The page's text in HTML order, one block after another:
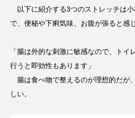
以下に紹介する3つのストレッチは
で、便秘や下痢気味、お腹が張ると感
「腸は外的な刺激に敏感なので、トイ
行うと即効性もあります」
腸は食べ物で整えるのが理想的だが
しい。